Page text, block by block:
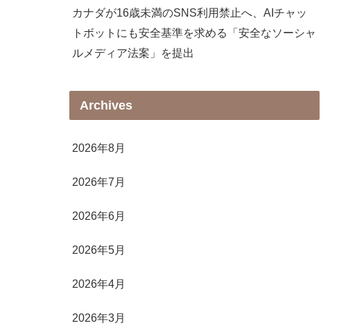
カナダが16歳未満のSNS利用禁止へ、AIチャッ
トボットにも安全基準を求める「安全なソーシャ
ルメディア法案」を提出
Archives
2026年8月
2026年7月
2026年6月
2026年5月
2026年4月
2026年3月